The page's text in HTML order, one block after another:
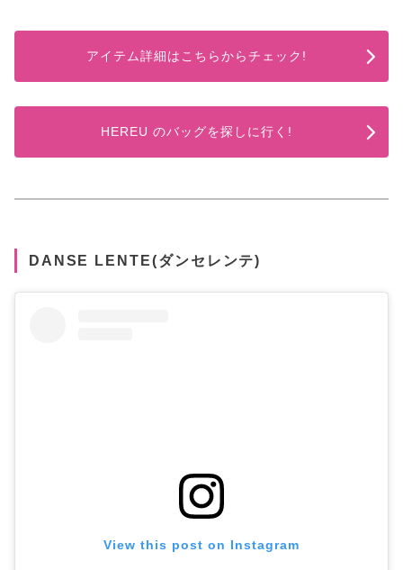
アイテム詳細はこちらからチェック!
HEREU のバッグを探しに行く!
DANSE LENTE(ダンセレンテ)
View this post on Instagram